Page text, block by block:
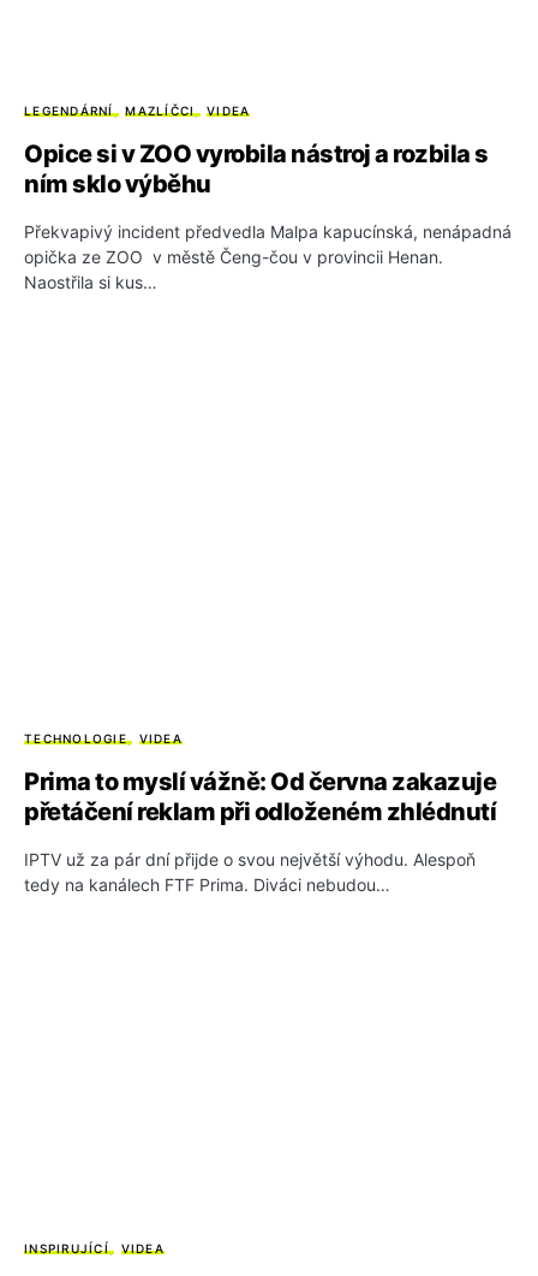
LEGENDÁRNÍ MAZLÍČCI VIDEA
Opice si v ZOO vyrobila nástroj a rozbila s
ním sklo výběhu
Překvapivý incident předvedla Malpa kapucínská, nenápadná
opička ze ZOO v městě Čeng-čou v provincii Henan.
Naostřila si kus…
TECHNOLOGIE VIDEA
Prima to myslí vážně: Od června zakazuje
přetáčení reklam při odloženém zhlédnutí
IPTV už za pár dní přijde o svou největší výhodu. Alespoň
tedy na kanálech FTF Prima. Diváci nebudou…
INSPIRUJÍCÍ VIDEA